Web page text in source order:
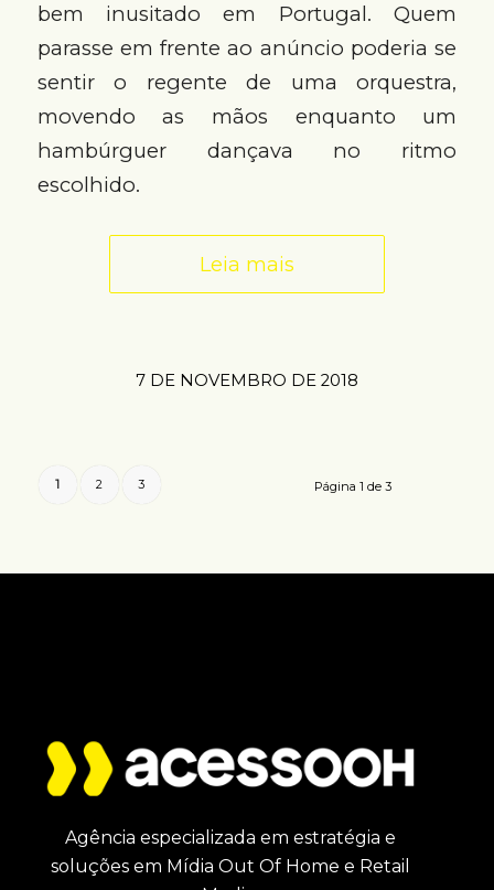
bem inusitado em Portugal. Quem
parasse em frente ao anúncio poderia se
sentir o regente de uma orquestra,
movendo as mãos enquanto um
hambúrguer dançava no ritmo
escolhido.
Leia mais
7 DE NOVEMBRO DE 2018
Página 1 de 3
1 2 3
Agência especializada em estratégia e
soluções em Mídia Out Of Home e Retail